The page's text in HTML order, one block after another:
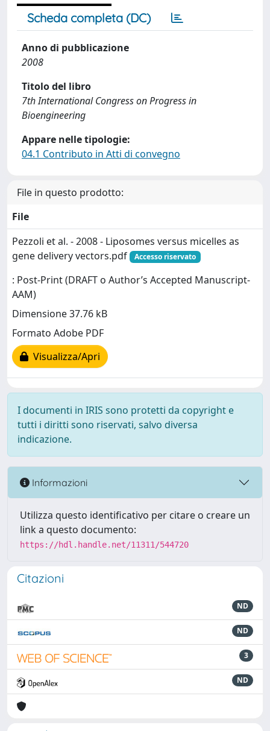
Scheda completa (DC)
Anno di pubblicazione
2008
Titolo del libro
7th International Congress on Progress in
Bioengineering
Appare nelle tipologie:
04.1 Contributo in Atti di convegno
File in questo prodotto:
File
Pezzoli et al. - 2008 - Liposomes versus micelles as
gene delivery vectors.pdf
Accesso riservato
: Post-Print (DRAFT o Author’s Accepted Manuscript-
AAM)
Dimensione 37.76 kB
Formato Adobe PDF
Visualizza/Apri
I documenti in IRIS sono protetti da copyright e
tutti i diritti sono riservati, salvo diversa
indicazione.
Informazioni
Utilizza questo identificativo per citare o creare un
link a questo documento:
https://hdl.handle.net/11311/544720
Citazioni
ND
ND
3
ND